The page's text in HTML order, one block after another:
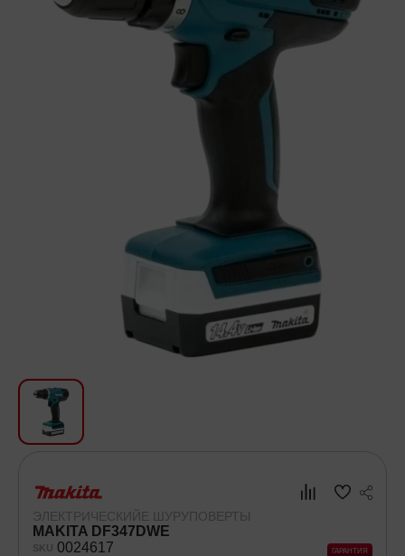
Аудиотехника для автомобилей
Посуда
Хозяйственные товары
Самокаты и Гироскутеры
ЭЛЕКТРИЧЕСКИЙЕ ШУРУПОВЕРТЫ
MAKITA DF347DWE
SKU 0024617 ГАРАНТИЯ